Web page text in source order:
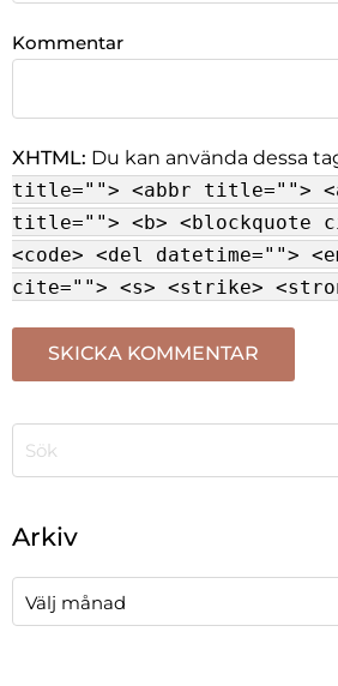
Kommentar
XHTML: Du kan använda dessa
title=""> <abbr title="">
title=""> <b> <blockquote
<code> <del datetime="">
cite=""> <s> <strike>
Arkiv